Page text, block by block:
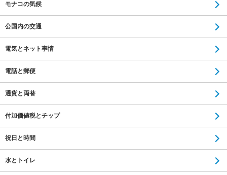
モナコの気候
公国内の交通
電気とネット事情
電話と郵便
通貨と両替
付加価値税とチップ
祝日と時間
水とトイレ